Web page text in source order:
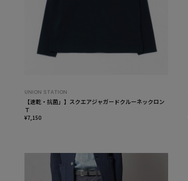
UNION STATION
【速乾・抗菌」】スクエアジャガードクルーネックロン
Ｔ
¥7,150